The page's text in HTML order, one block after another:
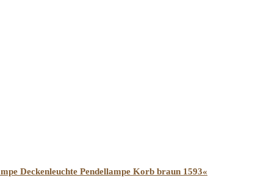
Deckenleuchte Pendellampe Korb braun 1593«